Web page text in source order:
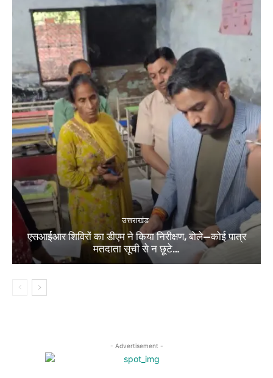
उत्तराखंड
एसआईआर शिविरों का डीएम ने किया निरीक्षण, बोले—कोई पात्र
मतदाता सूची से न छूटे…
- Advertisement -